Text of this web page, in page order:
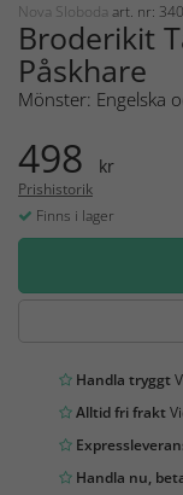
Nova Sloboda art. nr:
Broderikit
Påskhare
Mönster: Engelska
498 kr
Prishistorik
Finns i lager
Handla tryggt
Alltid fri frakt
Handla nu,